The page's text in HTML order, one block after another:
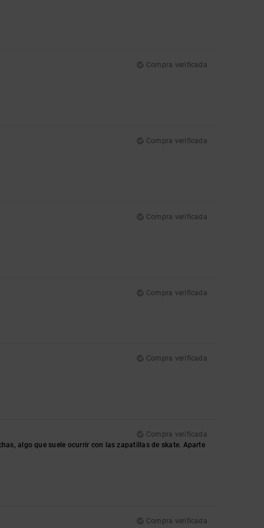
Compra verificada
Compra verificada
Compra verificada
Compra verificada
Compra verificada
Compra verificada
algo que suele ocurrir con las zapatillas de skate. Aparte
Compra verificada